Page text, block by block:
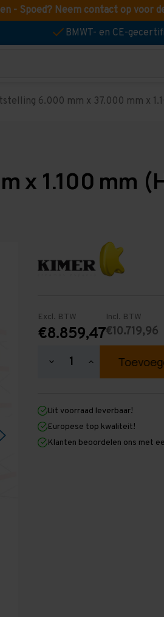
- Spoed? Neem contact op voor
BMWT- en CE-
6.000 mm x 37.000 mm x
1.100 mm
Excl. BTW
€8.859,47
Incl. BTW
€10.719,96
Hoeveelheid
6.000
mm
x
37.000
mm
Hoeveelheid
verhogen
6.000
mm
x
37.000
mm
Uit voorraad leverbaar!
Europese top kwaliteit!
Klanten beoordelen ons met